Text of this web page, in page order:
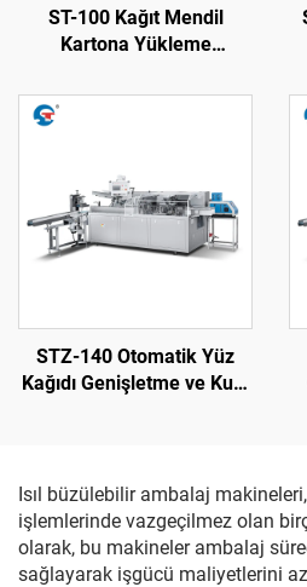
ST-100 Kağıt Mendil
Kartona Yükleme
STZ-140 Otomatik Yüz
Kağıdı Genişletme ve Kutu
Isıl büzülebilir ambalaj
işlemlerinde vazgeçilmez olan
olarak, bu makineler ambalaj
sağlayarak işgücü maliyetlerini